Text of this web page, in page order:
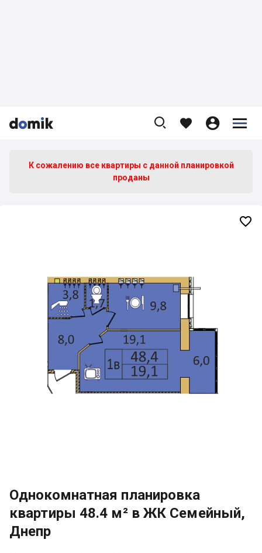


    


К сожалению все квартиры c данной планировкой
проданы
Однокомнатная планировка
квартиры 48.4 м² в ЖК Семейный,
Днепр
